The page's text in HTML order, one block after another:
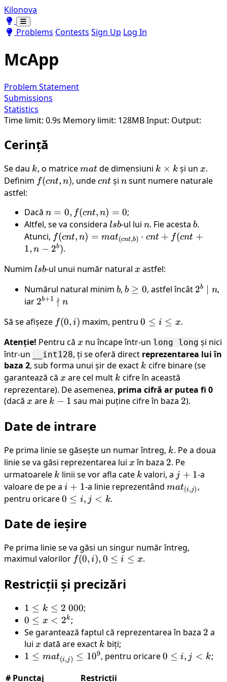
Kilonova
Toggle theme
Toggle theme
Problems Contests Sign Up Log In
McApp
Problem Statement
Submissions
Statistics
Time limit: 0.9s Memory limit: 128MBInput: Output:
Cerință
Se dau k
k, o matricemat
matde dimensiuni k
\times
k × k și unx
x.
Definim f(cnt,
f(cnt, n), undecnt
cnt șin
n sunt numere naturale
astfel:
Dacă n=0,
f(cnt,
n)=0
n = 0, f(cnt, n) = 0;
Altfel, se va considera lsb
lsb-ul luin
n. Fie acestab
b.
Atunci, f(cnt,
n)=mat_{(cnt,
+ f(cnt+1, n-
f(cnt, n) = mat(cnt,b) ⋅ cnt + f(cnt +
1, n − 2b).
Numim lsb
lsb-ul unui număr naturalx
x astfel:
Numărul natural minim b
b, b
b ≥ 0, astfel încât 2^b
2b ∣ n,
iar 2^{b+1}
2b+1 ∤ n
Să se afișeze f(0,
f(0, i) maxim, pentru0
i
\leq
x
0 ≤ i ≤ x.
Atenție! Pentru că x
x nu încape într-un long long și nici
într-un
__int128, ți se oferă direct reprezentarea lui în
baza 2, sub forma unui șir de exact k
k cifre binare (se
garantează că x
x are cel mult k
k cifre în această
reprezentare). De asemenea, prima cifră ar putea fi 0
(dacă x
x are k-
k − 1 sau mai puține cifre în baza 2
2).
Date de intrare
Pe prima linie se găsește un numar întreg, k
k. Pe a doua
linie se va găsi reprezentarea lui x
x în baza 2
2. Pe
urmatoarele k
k linii se vor afla cate k
k valori, a j
+
j + 1-a
valoare de pe a i
+
i + 1-a linie reprezentând mat_{(i,
mat(i,j) ,
pentru oricare0
i, j
<k
0 ≤ i, j < k.
Date de ieșire
Pe prima linie se va găsi un singur număr întreg,
maximul valorilor f(0,
\leq
i
\leq
f(0, i), 0 ≤ i ≤ x.
Restricții și precizări
1
\leq
k
\leq
2 \
1 ≤ k ≤ 2 000;
0
\leq
x <
2^k
0 ≤ x < 2k ;
Se garantează faptul că reprezentarea în baza 2
2 a
lui x
x dată are exact k
k biți;
1 \leq
j)} \leq
1 ≤ mat(i,j) ≤ 109, pentru oricare0
0 ≤ i, j < k;
# Punctaj
Restricții